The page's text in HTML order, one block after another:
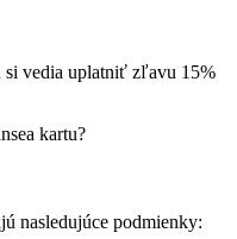
vedia uplatniť zľavu 15%
kartu?
nasledujúce podmienky: